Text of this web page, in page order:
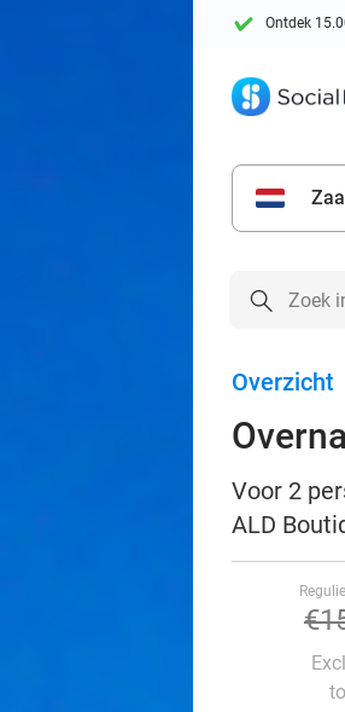
Ontdek
Overzicht
Voor 2
ALD